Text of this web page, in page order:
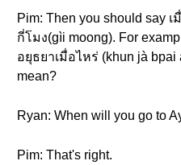
Pim: Then you should say
กี่โมง(gìi moong). For
อยุธยาเมื่อไหร่ (khun jà bpai
mean?
Ryan: When will you go to
Pim: That's right.